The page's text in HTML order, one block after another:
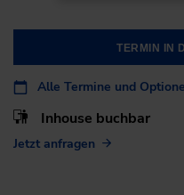
TERMIN IN
Alle Termine und
Inhouse buchbar
Jetzt anfragen